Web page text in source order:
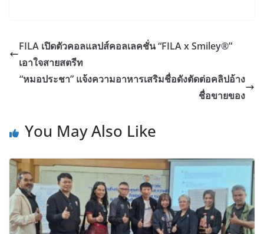
FILA เปิดตัวคอลแลปส์คอลเลคชั่น “FILA x Smiley®”
เอาใจสายสตรีท
“หมอประชา” แจ้งความอาหารเสริมชื่อดังตัดต่อคลิปอ้าง
ชื่อขายของ
You May Also Like